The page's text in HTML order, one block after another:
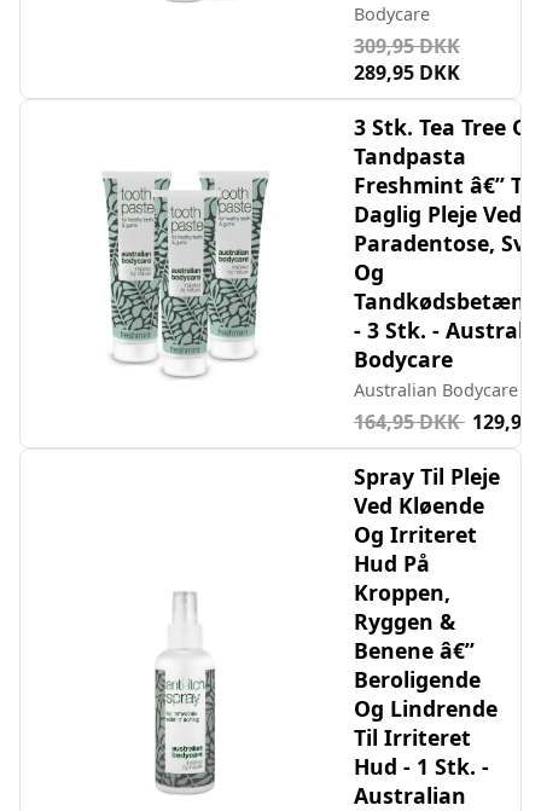
Bodycare
309,95 DKK
289,95 DKK
3 Stk. Tea Tree Oil
Tandpasta
Freshmint â€” Til
Daglig Pleje Ved
Paradentose,
Og
- 3 Stk. -
Bodycare
Australian Bodycare
164,95 DKK 129,95
Spray Til Pleje
Ved Kløende
Og Irriteret
Hud På
Kroppen,
Ryggen &
Benene â€”
Beroligende
Og Lindrende
Til Irriteret
Hud - 1 Stk. -
Australian